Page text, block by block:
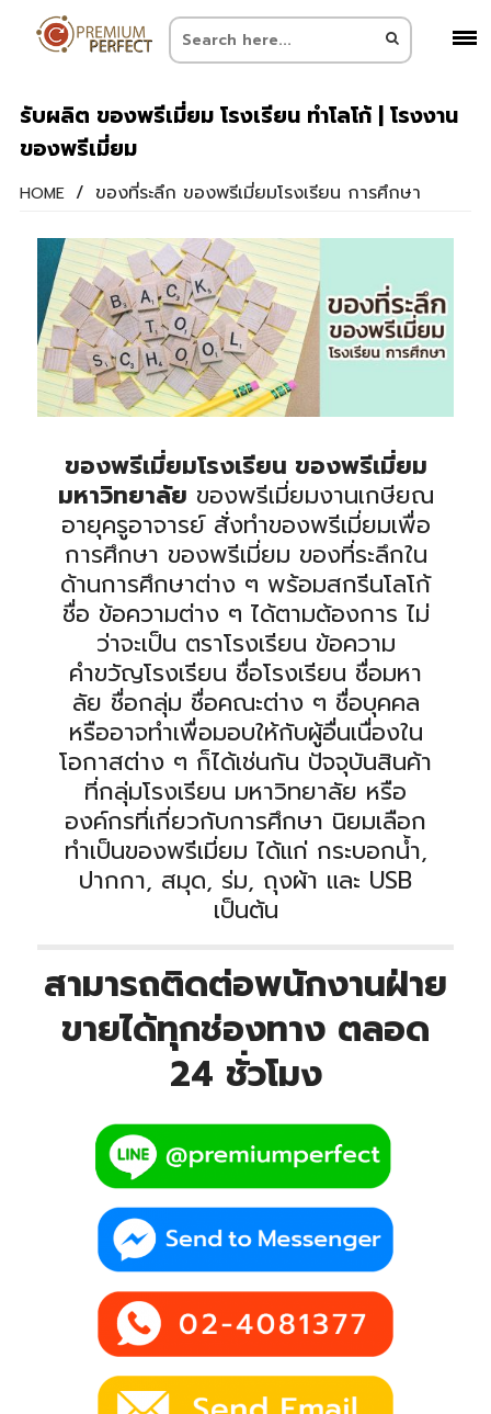
รับผลิต ของพรีเมี่ยม โรงเรียน ทำโลโก้ | โรงงาน
ของพรีเมี่ยม
HOME / ของที่ระลึก ของพรีเมี่ยมโรงเรียน การศึกษา
ของพรีเมี่ยมโรงเรียน ของพรีเมี่ยม
มหาวิทยาลัย ของพรีเมี่ยมงานเกษียณ
อายุครูอาจารย์ สั่งทำของพรีเมี่ยมเพื่อ
การศึกษา ของพรีเมี่ยม ของที่ระลึกใน
ด้านการศึกษาต่าง ๆ พร้อมสกรีนโลโก้
ชื่อ ข้อความต่าง ๆ ได้ตามต้องการ ไม่
ว่าจะเป็น ตราโรงเรียน ข้อความ
คำขวัญโรงเรียน ชื่อโรงเรียน ชื่อมหา
ลัย ชื่อกลุ่ม ชื่อคณะต่าง ๆ ชื่อบุคคล
หรืออาจทำเพื่อมอบให้กับผู้อื่นเนื่องใน
โอกาสต่าง ๆ ก็ได้เช่นกัน ปัจจุบันสินค้า
ที่กลุ่มโรงเรียน มหาวิทยาลัย หรือ
องค์กรที่เกี่ยวกับการศึกษา นิยมเลือก
ทำเป็นของพรีเมี่ยม ได้แก่ กระบอกน้ำ,
ปากกา, สมุด, ร่ม, ถุงผ้า และ USB
เป็นต้น
สามารถติดต่อพนักงานฝ่าย
ขายได้ทุกช่องทาง ตลอด
24 ชั่วโมง